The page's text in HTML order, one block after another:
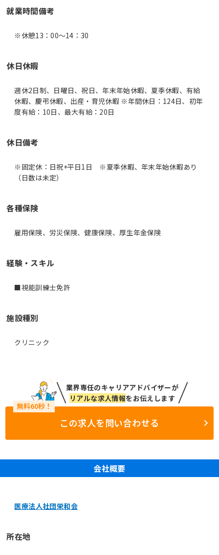
就業時間備考
休日休暇
週休2日制、日曜日、祝日、年末年始休暇、夏季休暇、有給
休暇、慶弔休暇、出産・育児休暇 ※年間休日：124日、初年
度有給：10日、最大有給：20日
休日備考
※固定休：日祝+平日1日 ※夏季休暇、年末年始休暇あり
（日数は未定）
各種保険
雇用保険、労災保険、健康保険、厚生年金保険
経験・スキル
■視能訓練士免許
施設種別
クリニック
業界専任のキャリアアドバイザーが
リアルな求人情報をお伝えします
この求人を問い合わせる
会社概要
医療法人社団栄和会
所在地